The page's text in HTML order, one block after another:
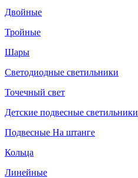
Двойные
Тройные
Шары
Светодиодные светильники
Точечный свет
Детские подвесные светильники
Подвесные На штанге
Кольца
Линейные